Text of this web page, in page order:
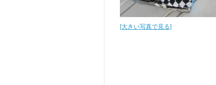
[大きい写真で見る]